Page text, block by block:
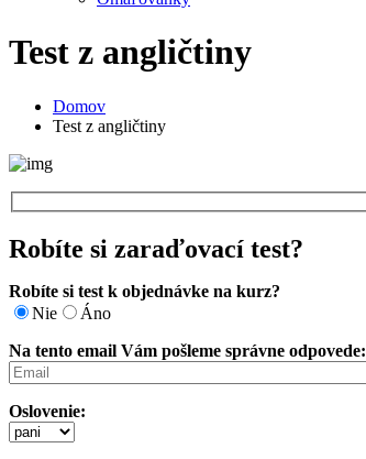
Test z angličtiny
Domov
Test z angličtiny
Robíte si zaraďovací test?
Robíte si test k objednávke na kurz?
Nie
Áno
Na tento email Vám pošleme správne odpovede:
Oslovenie: